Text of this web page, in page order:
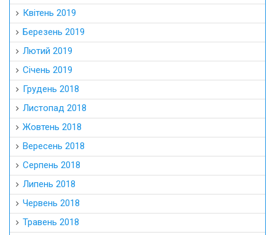
Квітень 2019
Березень 2019
Лютий 2019
Січень 2019
Грудень 2018
Листопад 2018
Жовтень 2018
Вересень 2018
Серпень 2018
Липень 2018
Червень 2018
Травень 2018